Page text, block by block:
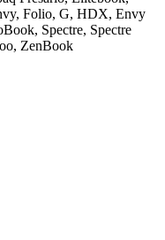
Folio, G, HDX, Envy
Spectre, Spectre
ZenBook